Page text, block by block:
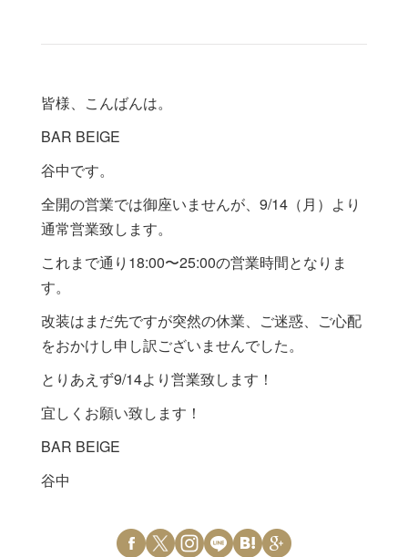
皆様、こんばんは。
BAR BEIGE
谷中です。
全開の営業では御座いませんが、9/14（月）より
通常営業致します。
これまで通り18:00〜25:00の営業時間となりま
す。
改装はまだ先ですが突然の休業、ご迷惑、ご心配
をおかけし申し訳ございませんでした。
とりあえず9/14より営業致します！
宜しくお願い致します！
BAR BEIGE
谷中